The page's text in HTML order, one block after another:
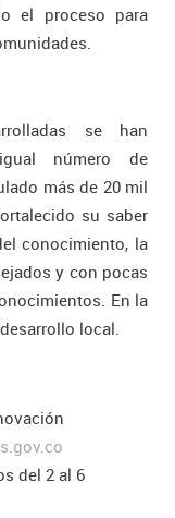
el proceso para
se han
número de
más de 20 mil
su saber
conocimiento, la
y con pocas
En la
local.
del 2 al 6